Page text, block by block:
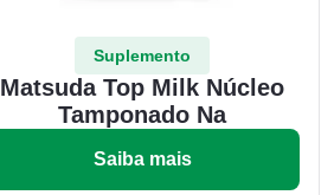
Suplemento
Matsuda Top Milk Núcleo
Tamponado Na
Saiba mais